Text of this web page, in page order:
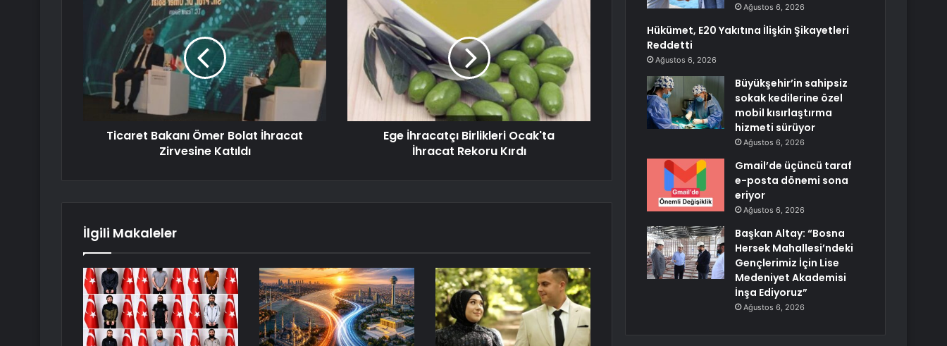
Ticaret Bakanı Ömer Bolat İhracat
Zirvesine Katıldı
Ege İhracatçı Birlikleri Ocak'ta
İhracat Rekoru Kırdı
İlgili Makaleler
Ağustos 6, 2026
Hükümet, E20 Yakıtına İlişkin Şikayetleri
Reddetti
Ağustos 6, 2026
Büyükşehir’in sahipsiz
sokak kedilerine özel
mobil kısırlaştırma
hizmeti sürüyor
Ağustos 6, 2026
Gmail’de üçüncü taraf
e-posta dönemi sona
eriyor
Ağustos 6, 2026
Başkan Altay: “Bosna
Hersek Mahallesi’ndeki
Gençlerimiz İçin Lise
Medeniyet Akademisi
İnşa Ediyoruz”
Ağustos 6, 2026